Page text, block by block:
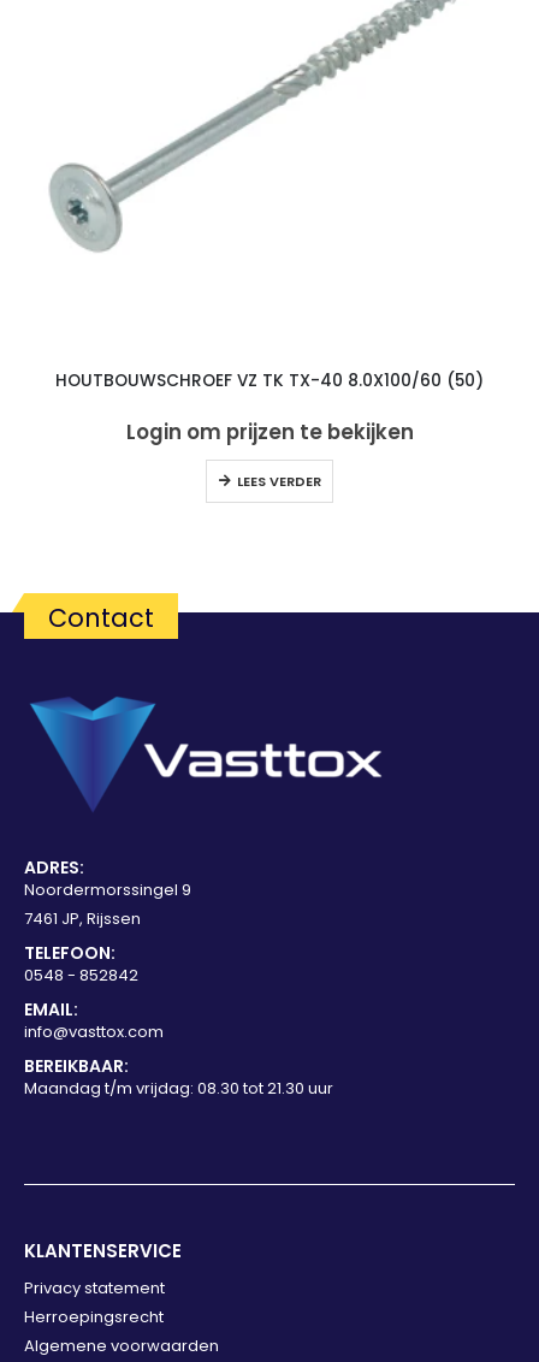
HOUTBOUWSCHROEF VZ TK TX-40 8.0X100/60 (50)
Login om prijzen te bekijken
LEES VERDER
Contact
ADRES:
Noordermorssingel 9
7461 JP, Rijssen
TELEFOON:
0548 - 852842
EMAIL:
info@vasttox.com
BEREIKBAAR:
Maandag t/m vrijdag: 08.30 tot 21.30 uur
KLANTENSERVICE
Privacy statement
Herroepingsrecht
Algemene voorwaarden